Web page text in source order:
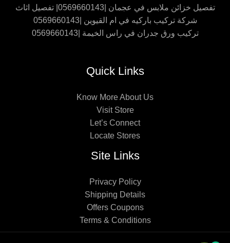
تفصيل خزائن ملابس في عجمان |0569660143| تفصيل اثاث
شركة تركيب باركيه في ام القيوين |0569660143
تركيب ورق جدران في راس الخيمة |0569660143
Quick Links
Know More About Us
Visit Store
Let’s Connect
Locate Stores
Site Links
Privacy Policy
Shipping Details
Offers Coupons
Terms & Conditions